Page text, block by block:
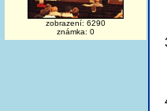
zobrazení: 6290
známka: 0